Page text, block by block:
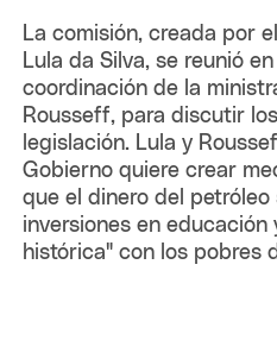
La comisión, creada por
Lula da Silva, se reunió
coordinación de la
Rousseff, para discutir
legislación. Lula y
Gobierno quiere crear
que el dinero del petróleo
inversiones en educación
histórica" con los pobres